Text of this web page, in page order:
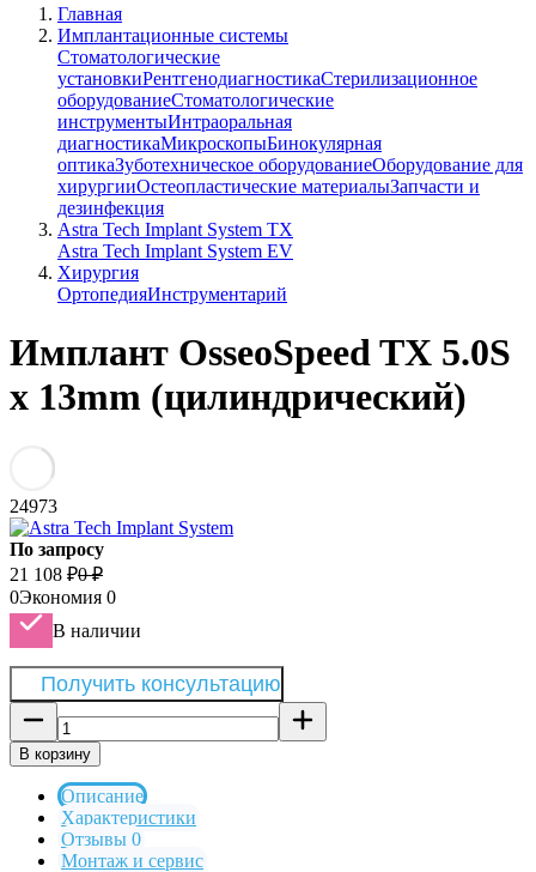
Главная
Имплантационные системы
Стоматологические
установкиРентгенодиагностикаСтерилизационное
оборудованиеСтоматологические
инструментыИнтраоральная
диагностикаМикроскопыБинокулярная
оптикаЗуботехническое оборудованиеОборудование для
хирургииОстеопластические материалыЗапчасти и
дезинфекция
Astra Tech Implant System TX
Astra Tech Implant System EV
Хирургия
ОртопедияИнструментарий
Имплант OsseoSpeed TX 5.0S
х 13mm (цилиндрический)
24973
По запросу
21 108 ₽0 ₽
0Экономия 0
В наличии
Получить консультацию
В корзину
Описание
Характеристики
Отзывы 0
Монтаж и сервис